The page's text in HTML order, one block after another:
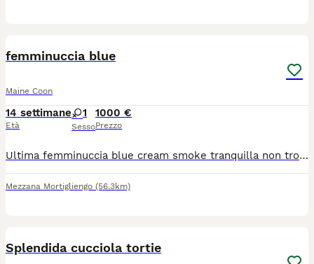
femminuccia blue
Maine Coon
14 settimane
Età
1
Sesso
1000 €
Prezzo
Ultima femminuccia blue cream smoke tranquilla non troppo vivace pronta per agosto Si richiede colloquio conoscitivo .Inoltre casa in sicurezza e con altro gatto almeno. Da compagnia prezzo esposto
Mezzana Mortigliengo (56.3km)
Splendida cucciola tortie